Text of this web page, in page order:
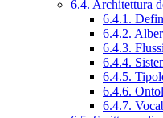
6.4. Architettura
6.4.1.
6.4.2.
6.4.3.
6.4.4.
6.4.5.
6.4.6.
6.4.7.